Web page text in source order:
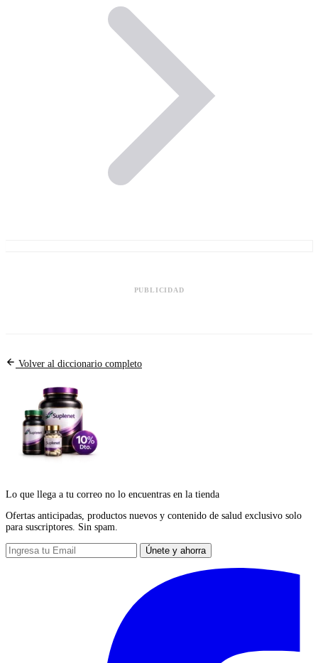
PUBLICIDAD
Volver al diccionario completo
Lo que llega a tu correo no lo encuentras en la tienda
Ofertas anticipadas, productos nuevos y contenido de salud exclusivo solo
para suscriptores. Sin spam.
Únete y ahorra